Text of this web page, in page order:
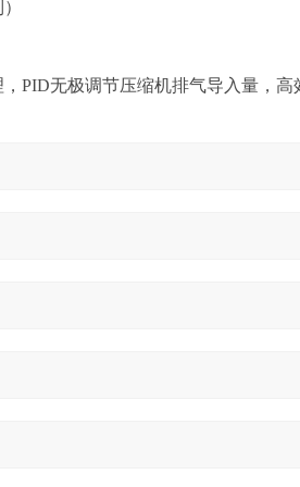
PID无极调节压缩机排气导入量，高